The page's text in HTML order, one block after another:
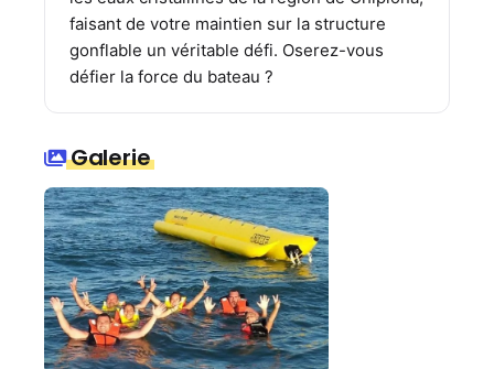
faisant de votre maintien sur la structure
gonflable un véritable défi. Oserez-vous
défier la force du bateau ?
Galerie